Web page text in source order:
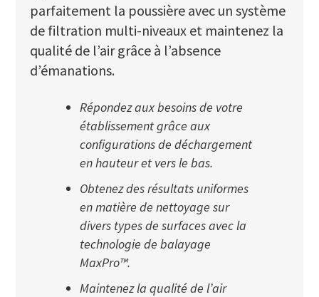
parfaitement la poussière avec un système
de filtration multi-niveaux et maintenez la
qualité de l’air grâce à l’absence
d’émanations.
Répondez aux besoins de votre
établissement grâce aux
configurations de déchargement
en hauteur et vers le bas.
Obtenez des résultats uniformes
en matière de nettoyage sur
divers types de surfaces avec la
technologie de balayage
MaxPro™.
Maintenez la qualité de l’air